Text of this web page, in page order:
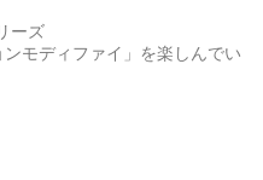
ーズ
ンモディファイ」を楽しんでい